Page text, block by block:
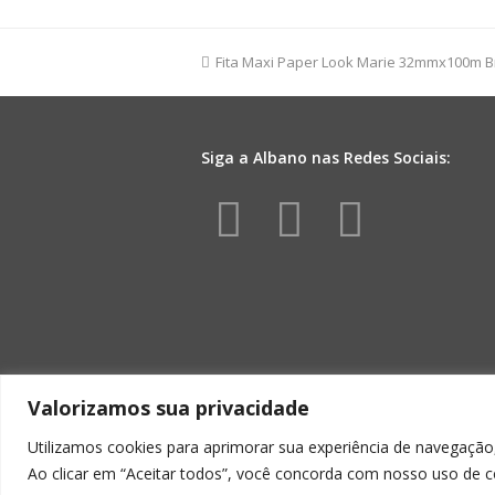
Valorizamos sua privacidade
Utilizamos cookies para aprimorar sua experiência de
Ao clicar em “Aceitar todos”, você concorda com nosso uso de
Amarela
quantidade
previous
Fita Maxi Paper Look Marie 32mmx100m
Siga a Albano nas Redes Sociais:
Facebook